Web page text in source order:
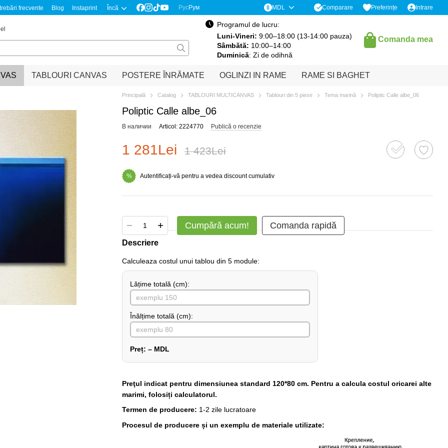
frecvente Blog Instaprint Încă РусРум MDL Comparare Preferințe Intrare
Programul de lucru:
Luni-Vineri: 9:00–18:00 (13-14:00 pauza)
Sâmbătă: 10:00–14:00
Duminică: Zi de odihnă
Comanda mea
TABLOURI CANVAS POSTERE ÎNRĂMATE OGLINZI IN RAME RAME SI BAGHET
Principală Catalog TABLOURI MULTICANVAS Tablouri din 5 piese Tema marină Poliptic Calle albe_06
Poliptic Calle albe_06
В наличии Articol: 2224770 Publică o recenzie
1 281Lei 1 423Lei
% Autentificați-vă pentru a vedea discount cumulativ
Cumpără acum! Comanda rapidă
Descriere
Сalculeaza costul unui tablou din 5 module:
Lățime totală (cm):
Înălțime totală (cm):
Preț: – MDL
Preţul indicat pentru dimensiunea standard 120*80 cm. Pentru a calcula costul oricarei alte
marimi, folosiți calculatorul.
Termen de producere: 1-2 zile lucratoare
Procesul de producere și un exemplu de materiale utilizate: